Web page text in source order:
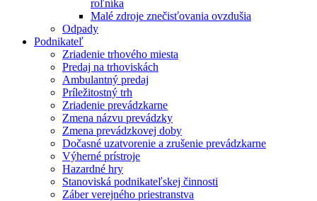
roľníka
Malé zdroje znečisťovania ovzdušia
Odpady
Podnikateľ
Zriadenie trhového miesta
Predaj na trhoviskách
Ambulantný predaj
Príležitostný trh
Zriadenie prevádzkarne
Zmena názvu prevádzky
Zmena prevádzkovej doby
Dočasné uzatvorenie a zrušenie prevádzkarne
Výherné prístroje
Hazardné hry
Stanoviská podnikateľskej činnosti
Záber verejného priestranstva